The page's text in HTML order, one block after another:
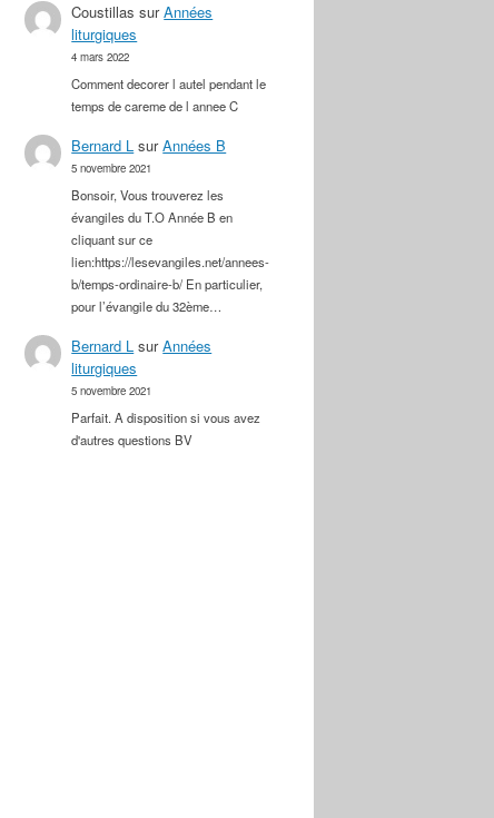
Coustillas surAnnées
liturgiques
4 mars 2022
Comment decorer l autel pendant le
temps de careme de l annee C
Bernard L surAnnées B
5 novembre 2021
Bonsoir, Vous trouverez les
évangiles du T.O Année B en
cliquant sur ce
lien:https://lesevangiles.net/annees-
b/temps-ordinaire-b/ En particulier,
pour l’évangile du 32ème…
Bernard L surAnnées
liturgiques
5 novembre 2021
Parfait. A disposition si vous avez
d'autres questions BV